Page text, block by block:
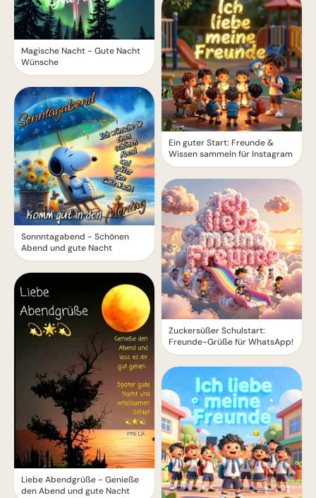
Magische Nacht - Gute Nacht
Wünsche
Sonnntagabend - Schönen
Abend und gute Nacht
Liebe Abendgrüße - Genieße
den Abend und gute Nacht
Ein guter Start: Freunde &
Wissen sammeln für Instagram
Zuckersüßer Schulstart:
Freunde-Grüße für WhatsApp!